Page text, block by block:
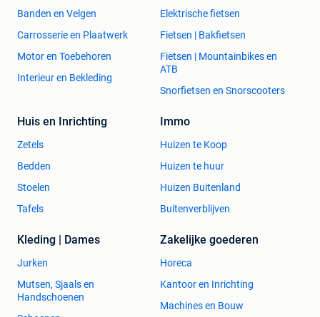
Banden en Velgen
Carrosserie en Plaatwerk
Motor en Toebehoren
Interieur en Bekleding
Elektrische fietsen
Fietsen | Bakfietsen
Fietsen | Mountainbikes en
ATB
Snorfietsen en Snorscooters
Huis en Inrichting
Zetels
Bedden
Stoelen
Tafels
Immo
Huizen te Koop
Huizen te huur
Huizen Buitenland
Buitenverblijven
Kleding | Dames
Jurken
Mutsen, Sjaals en
Handschoenen
Zakelijke goederen
Horeca
Kantoor en Inrichting
Machines en Bouw